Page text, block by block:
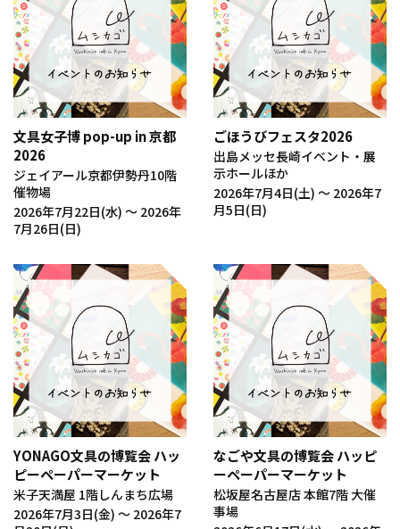
文具女子博 pop-up in 京都
2026
ジェイアール京都伊勢丹10階
催物場
2026年7月22日(水) 〜 2026年
7月26日(日)
ごほうびフェスタ2026
出島メッセ長崎イベント・展
示ホールほか
2026年7月4日(土) 〜 2026年7
月5日(日)
終了しました
YONAGO文具の博覧会 ハッ
ピーペーパーマーケット
米子天満屋 1階しんまち広場
2026年7月3日(金) 〜 2026年7
終了しました
なごや文具の博覧会 ハッピ
ーペーパーマーケット
松坂屋名古屋店 本館7階 大催
事場